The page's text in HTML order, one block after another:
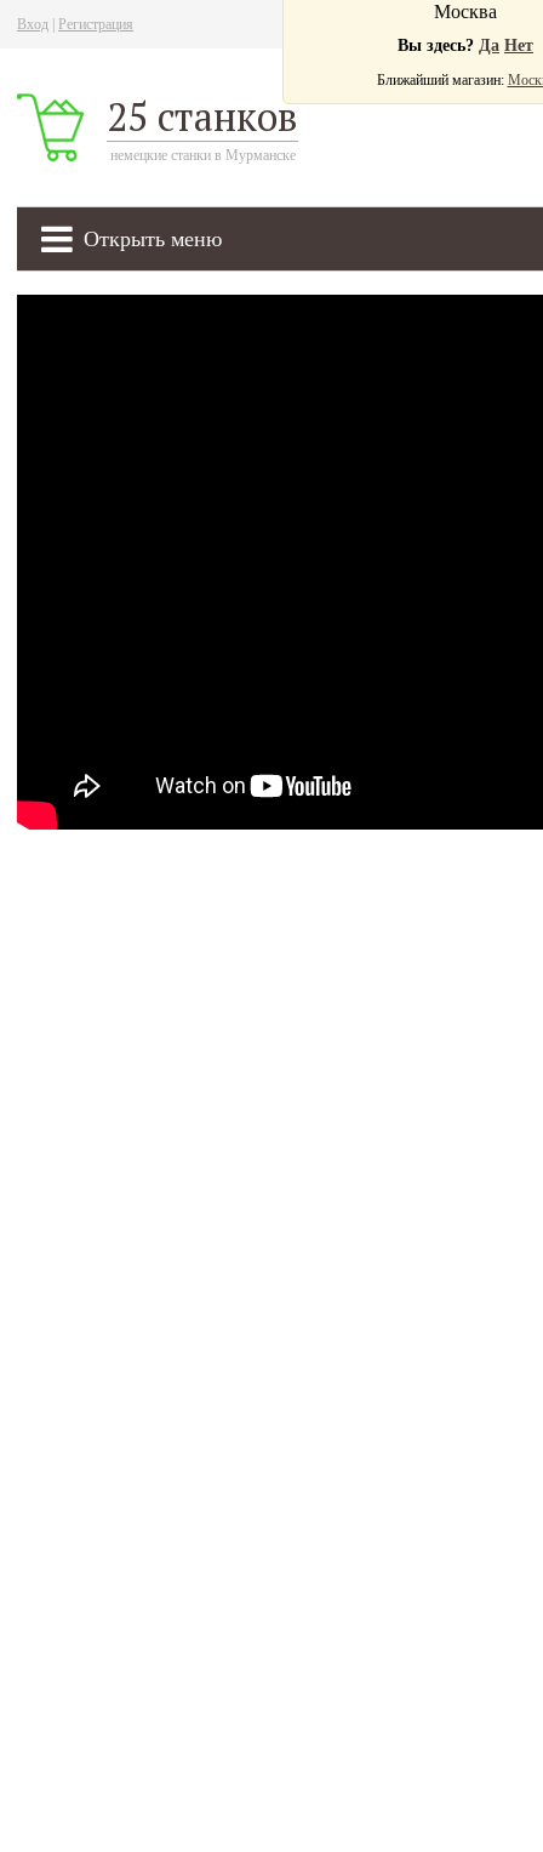
Вход Регистрация
25 станков
немецкие станки в Мурманске
Открыть меню
Москва
Вы здесь? Да Нет
Ближайший магазин: